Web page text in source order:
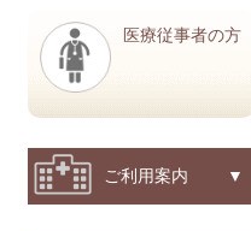
意見箱
診療受付時間
サイトマップ
医療従事者の方
ご利用案内 ▼